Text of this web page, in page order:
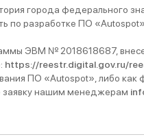
города федерального
разработке ПО «Autospot»
ЭВМ № 2018618687,
https://reestr.digital.gov.ru/
ПО «Autospot», либо как
заявку нашим менеджерам